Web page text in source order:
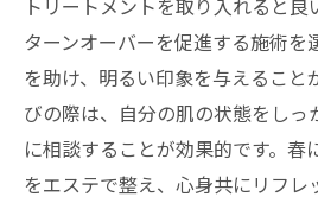
季節の変わり目に必要
法
エステを活用して春の
エステサロンが提案する春
をスタート
トリートメントを取り入れると良
ターンオーバーを促進する施術を
を助け、明るい印象を与えること
びの際は、自分の肌の状態をしっ
に相談することが効果的です。春
をエステで整え、心身共にリフレ